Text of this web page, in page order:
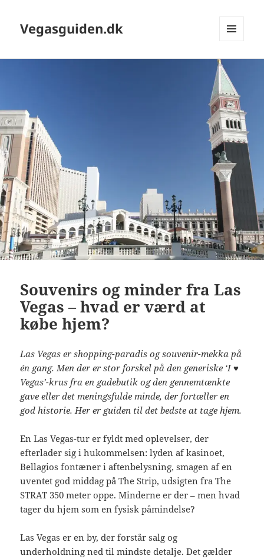
Vegasguiden.dk
WIDGETS
Souvenirs og minder fra Las
Vegas – hvad er værd at
købe hjem?
Las Vegas er shopping-paradis og souvenir-mekka på
én gang. Men der er stor forskel på den generiske ‘I ♥
Vegas’-krus fra en gadebutik og den gennemtænkte
gave eller det meningsfulde minde, der fortæller en
god historie. Her er guiden til det bedste at tage hjem.
En Las Vegas-tur er fyldt med oplevelser, der
efterlader sig i hukommelsen: lyden af kasinoet,
Bellagios fontæner i aftenbelysning, smagen af en
uventet god middag på The Strip, udsigten fra The
STRAT 350 meter oppe. Minderne er der – men hvad
tager du hjem som en fysisk påmindelse?
Las Vegas er en by, der forstår salg og
underholdning ned til mindste detalje. Det gælder